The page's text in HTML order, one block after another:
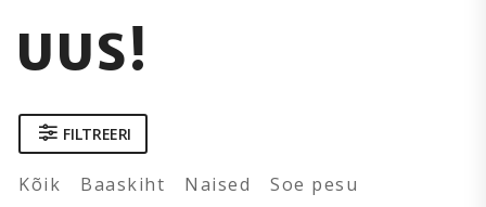
UUS!
FILTREERI
Kõik Baaskiht Naised
Soe pesu